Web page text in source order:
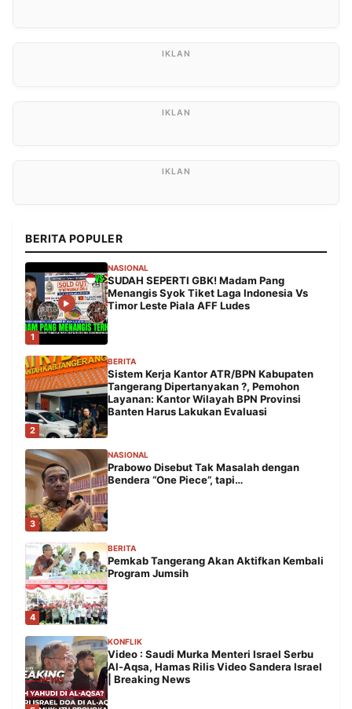
BERITA POPULER
1
NASIONAL
SUDAH SEPERTI GBK! Madam Pang
Menangis Syok Tiket Laga Indonesia Vs
Timor Leste Piala AFF Ludes
2
BERITA
Sistem Kerja Kantor ATR/BPN Kabupaten
Tangerang Dipertanyakan ?, Pemohon
Layanan: Kantor Wilayah BPN Provinsi
Banten Harus Lakukan Evaluasi
3
NASIONAL
Prabowo Disebut Tak Masalah dengan
Bendera “One Piece”, tapi…
4
BERITA
Pemkab Tangerang Akan Aktifkan Kembali
Program Jumsih
KONFLIK
Video : Saudi Murka Menteri Israel Serbu
Al-Aqsa, Hamas Rilis Video Sandera Israel
| Breaking News